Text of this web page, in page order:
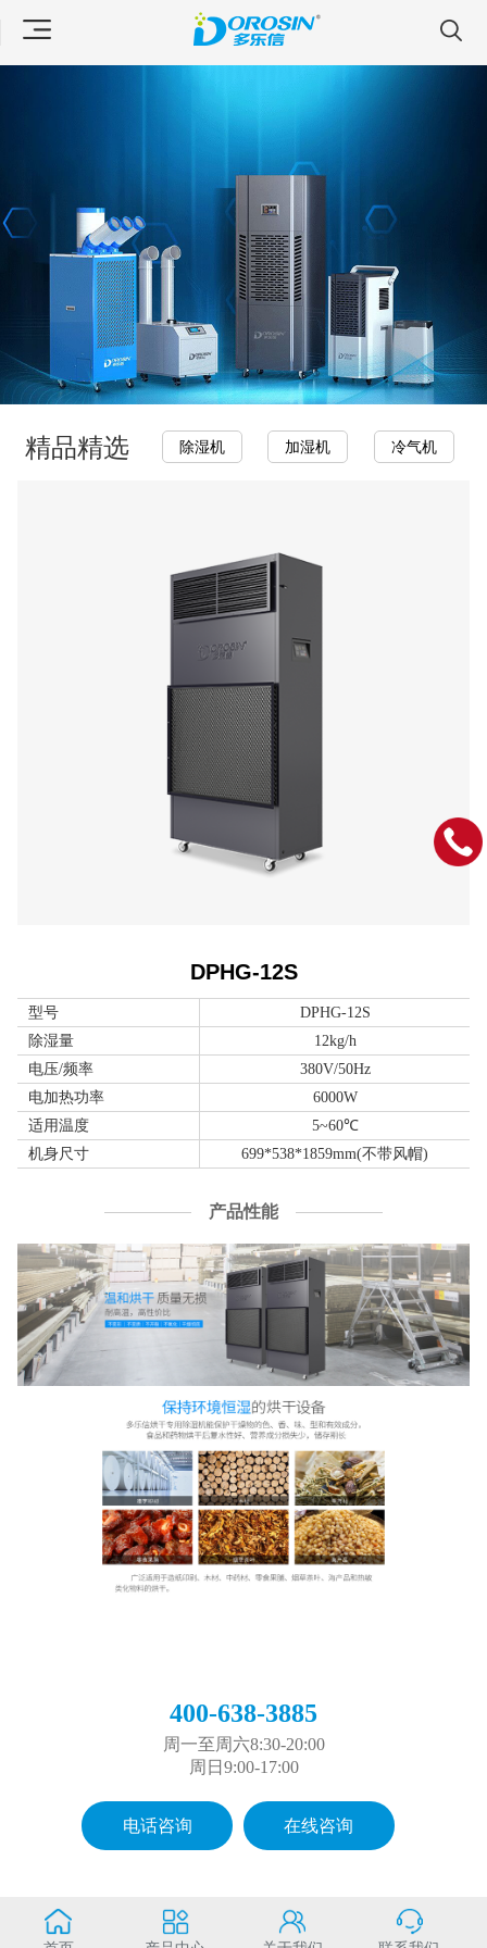
精品精选 除湿机 加湿机 冷气机
DPHG-12S
型号
DPHG-12S
除湿量
12kg/h
电压/频率
380V/50Hz
电加热功率
6000W
适用温度
5~60℃
机身尺寸
699*538*1859mm(不带风帽)
产品性能
400-638-3885
周一至周六8:30-20:00
周日9:00-17:00
电话咨询 在线咨询